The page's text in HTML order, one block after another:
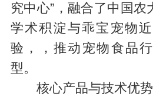
究中心”，融合了中国农
学术积淀与乖宝宠物
验，，推动宠物食品
型。
核心产品与技术优势